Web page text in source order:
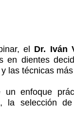
el Dr. Iván
en dientes
las técnicas
un enfoque
la selección